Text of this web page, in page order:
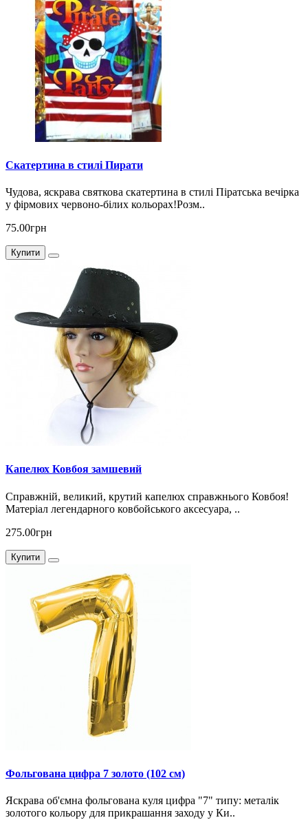
Скатертина в стилі Пирати
Чудова, яскрава святкова скатертина в стилі Піратська вечірка
у фірмових червоно-білих кольорах!Розм..
75.00грн
Купити
Капелюх Ковбоя замшевий
Справжній, великий, крутий капелюх справжнього Ковбоя!
Матеріал легендарного ковбойського аксесуара, ..
275.00грн
Купити
Фольгована цифра 7 золото (102 см)
Яскрава об'ємна фольгована куля цифра "7" типу: металік
золотого кольору для прикрашання заходу у Ки..